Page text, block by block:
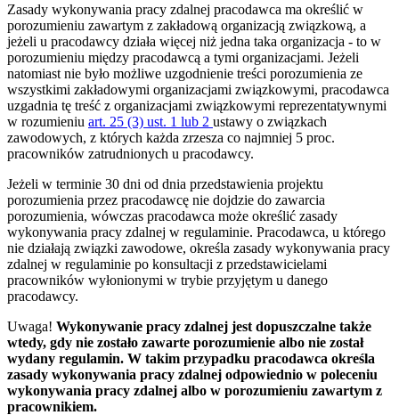
Zasady wykonywania pracy zdalnej pracodawca ma określić w
porozumieniu zawartym z zakładową organizacją związkową, a
jeżeli u pracodawcy działa więcej niż jedna taka organizacja - to w
porozumieniu między pracodawcą a tymi organizacjami. Jeżeli
natomiast nie było możliwe uzgodnienie treści porozumienia ze
wszystkimi zakładowymi organizacjami związkowymi, pracodawca
uzgadnia tę treść z organizacjami związkowymi reprezentatywnymi
w rozumieniu art. 25 (3) ust. 1 lub 2 ustawy o związkach
zawodowych, z których każda zrzesza co najmniej 5 proc.
pracowników zatrudnionych u pracodawcy.
Jeżeli w terminie 30 dni od dnia przedstawienia projektu
porozumienia przez pracodawcę nie dojdzie do zawarcia
porozumienia, wówczas pracodawca może określić zasady
wykonywania pracy zdalnej w regulaminie. Pracodawca, u którego
nie działają związki zawodowe, określa zasady wykonywania pracy
zdalnej w regulaminie po konsultacji z przedstawicielami
pracowników wyłonionymi w trybie przyjętym u danego
pracodawcy.
Uwaga! Wykonywanie pracy zdalnej jest dopuszczalne także
wtedy, gdy nie zostało zawarte porozumienie albo nie został
wydany regulamin. W takim przypadku pracodawca określa
zasady wykonywania pracy zdalnej odpowiednio w poleceniu
wykonywania pracy zdalnej albo w porozumieniu zawartym z
pracownikiem.